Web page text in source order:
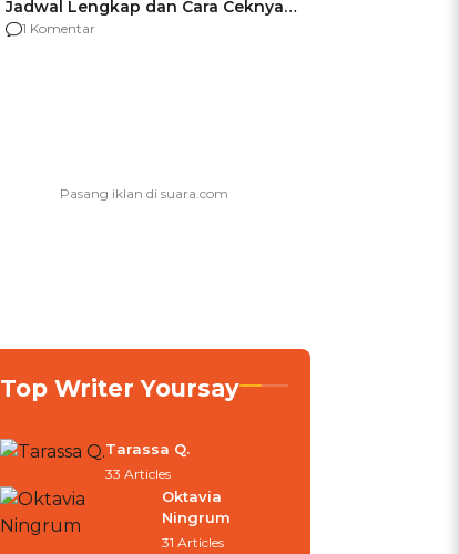
Jadwal Lengkap dan Cara Ceknya
agar Dana Tidak Hangus!
1 Komentar
Top Writer Yoursay
Tarassa Q.
33 Articles
Oktavia
Ningrum
31 Articles